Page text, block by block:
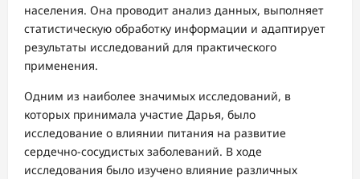
населения. Она проводит анализ данных, выполняет
статистическую обработку информации и адаптирует
результаты исследований для практического
применения.
Одним из наиболее значимых исследований, в
которых принимала участие Дарья, было
исследование о влиянии питания на развитие
сердечно-сосудистых заболеваний. В ходе
исследования было изучено влияние различных